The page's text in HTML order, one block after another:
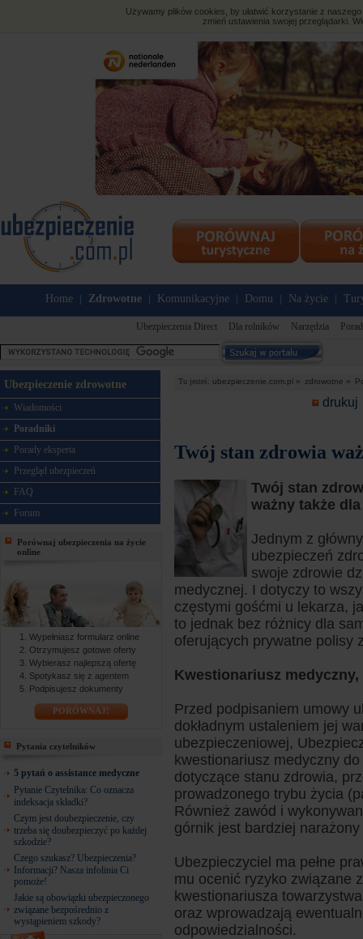
Używamy plików cookies, by ułatwić korzystanie z
zmień ustawienia swojej przeglądarki.
Home Zdrowotne Komunikacyjne Domu Na życie
Ubezpieczenia Direct Dla rolników Narzędzia
Ubezpieczenie zdrowotne
Wiadomości
Poradniki
Porady eksperta
Przegląd ubezpieczeń
FAQ
Forum
Porównaj ubezpieczenia na życie
online
Wypełniasz formularz online
Otrzymujesz gotowe oferty
Wybierasz najlepszą ofertę
Spotykasz się z agentem
Podpisujesz dokumenty
PORÓWNAJ!
Pytania czytelników
5 pytań o assistance medyczne
Pytanie Czytelnika: Co oznacza
indeksacja składki?
Czym jest doubezpieczenie, czy
trzeba się doubezpieczyć po każdej
szkodzie?
Czego szukasz? Ubezpieczenia?
Informacji? Nasza infolinia Ci
pomoże!
Jakie są obowiązki ubezpieczonego
związane bezpośrednio z
wystąpieniem szkody?
Tu jesteś: ubezpieczenie.com.pl » zdrowotne »
drukuj
Twój stan zdrowia
Twój stan
ważny także
Jednym z
ubezpieczeń
swoje zdrowie
medycznej. I dotyczy to
częstymi gośćmi u lekarza,
to jednak bez różnicy dla
oferujących prywatne polisy
Kwestionariusz
Przed podpisaniem umowy
dokładnym ustaleniem jej
ubezpieczeniowej,
kwestionariusz medyczny
dotyczące stanu zdrowia,
prowadzonego trybu życia
Również zawód i
górnik jest bardziej
Ubezpieczyciel ma pełne
mu ocenić ryzyko związane
kwestionariusza
oraz wprowadzają
odpowiedzialności.